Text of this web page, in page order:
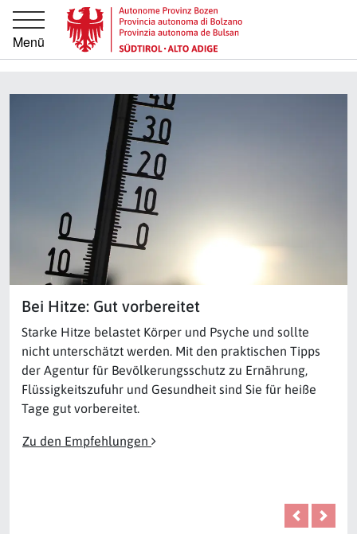
Springe direkt zur Hauptnavigation
Springe direkt zum Inhalt
Menü
Bei Hitze: Gut vorbereitet
Starke Hitze belastet Körper und Psyche und sollte
nicht unterschätzt werden. Mit den praktischen Tipps
der Agentur für Bevölkerungsschutz zu Ernährung,
Flüssigkeitszufuhr und Gesundheit sind Sie für heiße
Tage gut vorbereitet.
Zu den Empfehlungen
Vorige